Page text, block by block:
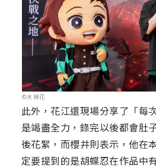
©木棉花
此外，花江還現場分享了「每
是竭盡全力，錄完以後都會肚
後花絮，而櫻井則表示，他在
定要提到的是胡蝶忍在作品中